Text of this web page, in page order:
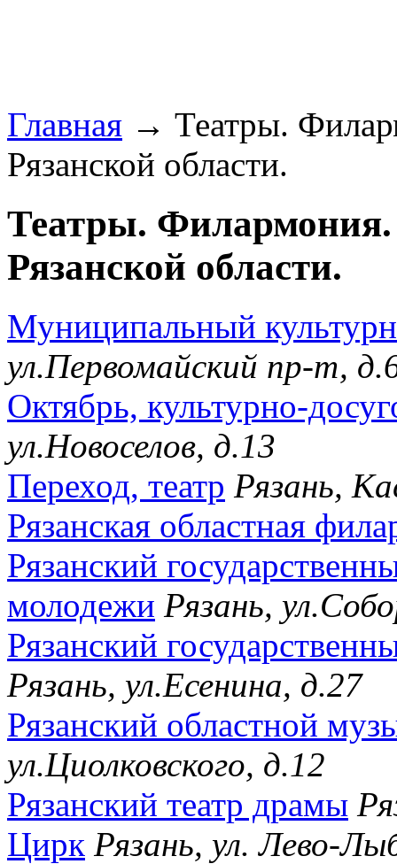
Главная → Театры.
Рязанской области.
Театры.
Рязанской области.
Муниципальный
ул.Первомайский пр-т,
Октябрь, культурно-
ул.Новоселов, д.13
Переход, театр Рязань,
Рязанская областная
Рязанский
молодежи Рязань,
Рязанский
Рязань, ул.Есенина, д.27
Рязанский областной
ул.Циолковского, д.12
Рязанский театр драмы
Цирк Рязань, ул. Лево-